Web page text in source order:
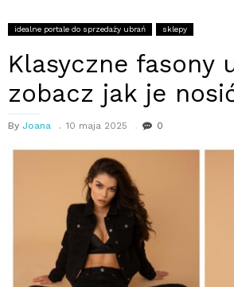
idealne portale do sprzedaży ubrań sklepy
Klasyczne fasony
zobacz jak je
By Joana 10 maja 2025 0